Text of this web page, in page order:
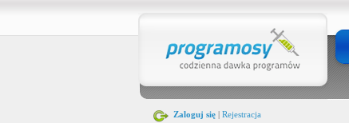
Zaloguj się| Rejestracja